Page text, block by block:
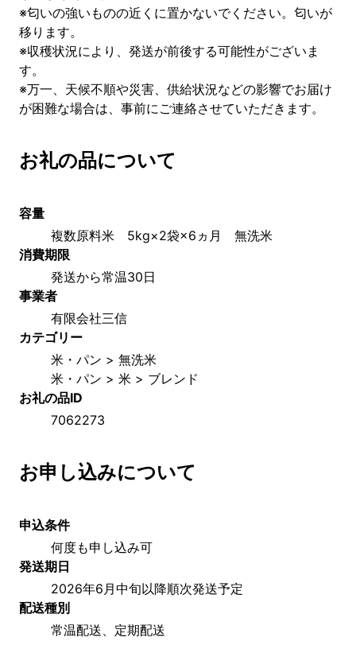
※匂いの強いものの近くに置かないでください。匂いが
移ります。
※収穫状況により、発送が前後する可能性がございま
す。
※万一、天候不順や災害、供給状況などの影響でお届け
が困難な場合は、事前にご連絡させていただきます。
お礼の品について
容量
複数原料米　5kg×2袋×6ヵ月　無洗米
消費期限
発送から常温30日
事業者
有限会社三信
カテゴリー
米・パン > 無洗米
米・パン > 米 > ブレンド
お礼の品ID
7062273
お申し込みについて
申込条件
何度も申し込み可
発送期日
2026年6月中旬以降順次発送予定
配送種別
常温配送、定期配送